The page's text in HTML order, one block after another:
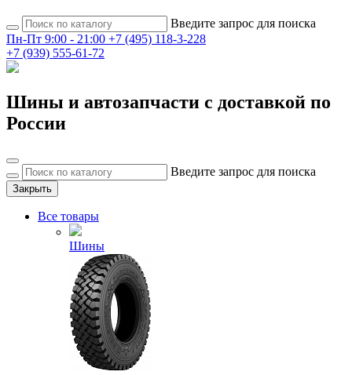
Введите запрос для поиска
Пн-Пт 9:00 - 21:00 +7 (495) 118-3-228
+7 (939) 555-61-72
Шины и автозапчасти с доставкой по
России
Введите запрос для поиска
Закрыть
Все товары
Шины